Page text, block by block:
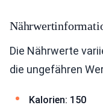
Die Nährwerte
die ungefähren
Kalorien: 150